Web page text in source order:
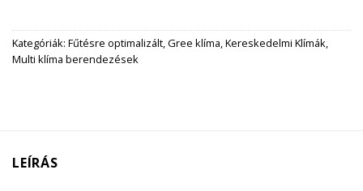
Kategóriák: Fűtésre optimalizált,Gree klíma,Kereskedelmi Klímák,
Multi klíma berendezések
LEÍRÁS